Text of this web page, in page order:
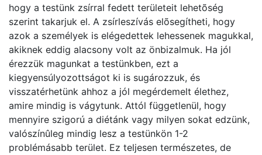
hogy a testünk zsírral fedett területeit lehetõség
szerint takarjuk el. A zsírleszívás elõsegítheti, hogy
azok a személyek is elégedettek lehessenek magukkal,
akiknek eddig alacsony volt az önbizalmuk. Ha jól
érezzük magunkat a testünkben, ezt a
kiegyensúlyozottságot ki is sugározzuk, és
visszatérhetünk ahhoz a jól megérdemelt élethez,
amire mindig is vágytunk. Attól függetlenül, hogy
mennyire szigorú a diétánk vagy milyen sokat edzünk,
valószínûleg mindig lesz a testünkön 1-2
problémásabb terület. Ez teljesen természetes, de